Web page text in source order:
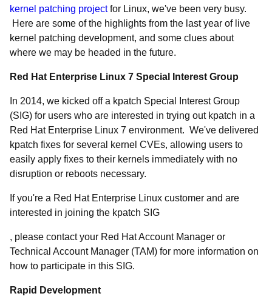
kernel patching projectfor Linux, we've been very busy.
Here are some of the highlights from the last year of live
kernel patching development, and some clues about
where we may be headed in the future.
Red Hat Enterprise Linux 7 Special Interest Group
In 2014, we kicked off a kpatch Special Interest Group
(SIG) for users who are interested in trying out kpatch in a
Red Hat Enterprise Linux 7 environment. We've delivered
kpatch fixes for several kernel CVEs, allowing users to
easily apply fixes to their kernels immediately with no
disruption or reboots necessary.
If you're a Red Hat Enterprise Linux customer and are
interested in joining the kpatch SIG
, please contact your Red Hat Account Manager or
Technical Account Manager (TAM) for more information on
how to participate in this SIG.
Rapid Development